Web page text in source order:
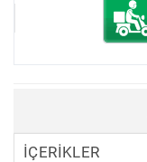
İÇERİKLER